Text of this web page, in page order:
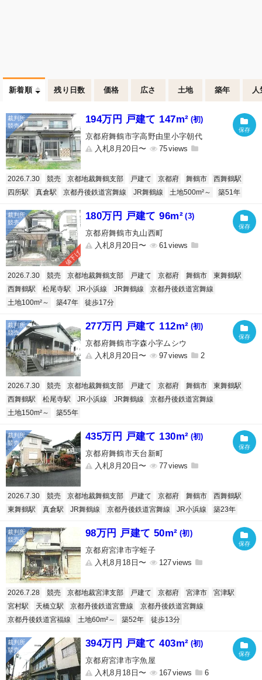
新着順 残り日数 価格 広さ 土地 築年 人
194万円 戸建て 147m² (初)
京都府舞鶴市字高野由里小字朝代
入札8月20日〜
75
2026.7.30 競売 京都地裁舞鶴支部 戸建て 京都府 舞鶴市
西舞鶴駅
四所駅
真倉駅 京都丹後鉄道宮舞線 JR舞鶴線 土地500m²～ 築51年
値下げ
180万円 戸建て 96m² (3)
京都府舞鶴市丸山西町
入札8月20日〜
61
2026.7.30 競売 京都地裁舞鶴支部 戸建て 京都府 舞鶴市
東舞鶴駅
西舞鶴駅
松尾寺駅 JR小浜線 JR舞鶴線
京都丹後鉄道宮舞線
土地100m²～
築47年 徒歩17分
277万円 戸建て 112m² (初)
京都府舞鶴市字森小字ムシウ
入札8月20日〜
97 2
2026.7.30 競売 京都地裁舞鶴支部 戸建て 京都府 舞鶴市
東舞鶴駅
西舞鶴駅
松尾寺駅 JR小浜線 JR舞鶴線
京都丹後鉄道宮舞線
土地150m²～
築55年
435万円 戸建て 130m² (初)
京都府舞鶴市天台新町
入札8月20日〜
77
2026.7.30 競売 京都地裁舞鶴支部 戸建て 京都府 舞鶴市
西舞鶴駅
東舞鶴駅
真倉駅 JR舞鶴線 京都丹後鉄道宮舞線 JR小浜線 築23年
98万円 戸建て 50m² (初)
京都府宮津市字蛭子
入札8月18日〜
127
2026.7.28 競売 京都地裁宮津支部 戸建て 京都府 宮津市
宮津駅
宮村駅
天橋立駅 京都丹後鉄道宮豊線
京都丹後鉄道宮舞線
京都丹後鉄道宮福線
土地60m²～ 築52年 徒歩13分
394万円 戸建て 403m² (初)
京都府宮津市字魚屋
入札8月18日〜
167 6